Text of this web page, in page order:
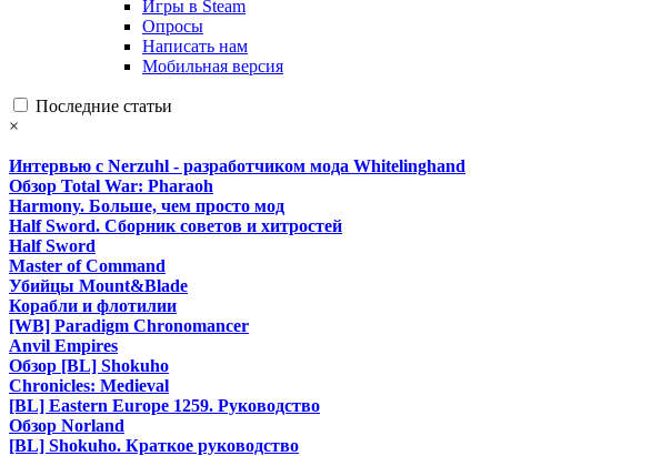
Игры в Steam
Опросы
Написать нам
Мобильная версия
Последние статьи
×
Интервью с Nerzuhl - разработчиком мода Whitelinghand
Обзор Total War: Pharaoh
Harmony. Больше, чем просто мод
Half Sword. Сборник советов и хитростей
Half Sword
Master of Command
Убийцы Mount&Blade
Корабли и флотилии
[WB] Paradigm Chronomancer
Anvil Empires
Обзор [BL] Shokuho
Chronicles: Medieval
[BL] Eastern Europe 1259. Руководство
Обзор Norland
[BL] Shokuho. Краткое руководство